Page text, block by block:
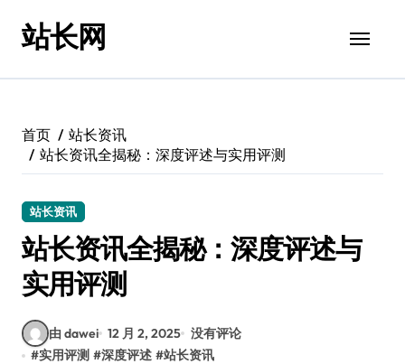
站长网
首页
站长资讯
站长资讯全揭秘：深度评述与实用评测
站长资讯
站长资讯全揭秘：深度评述与
实用评测
由 dawei 12 月 2, 2025 没有评论
#实用评测 #深度评述 #站长资讯